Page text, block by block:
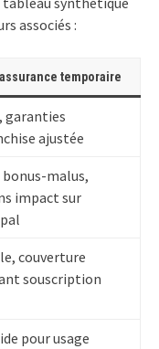
associés :
temporaire
garanties
ajustée
malus,
impact sur
couverture
souscription
pour usage